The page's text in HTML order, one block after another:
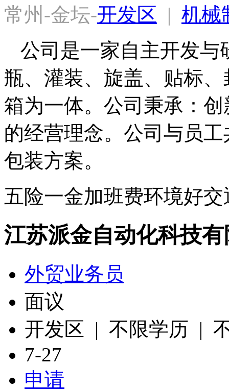
常州-金坛-开发区 | 机械
公司是一家自主开发与
瓶、灌装、旋盖、贴标
箱为一体。公司秉承：
的经营理念。公司与员
包装方案。
五险一金加班费环境好交
江苏派金自动化科技
外贸业务员
面议
开发区 | 不限学历 |
7-27
申请